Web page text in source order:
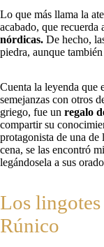
Lo que más llama la
acabado, que recuerda
nórdicas. De hecho,
piedra, aunque
Cuenta la leyenda que
semejanzas con otros
griego, fue un regalo
compartir su
protagonista de una de
cena, se las encontró
legándosela a sus
Los
Rúnico